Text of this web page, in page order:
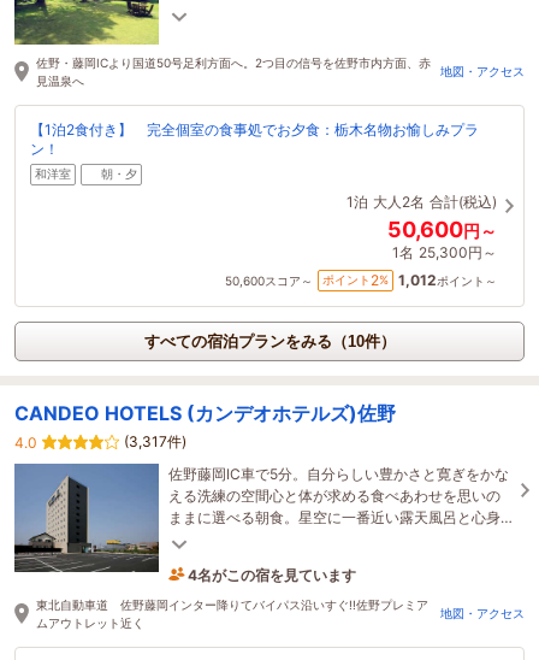
千坪の庭園と栃木名物料理をご堪能ください。
佐野・藤岡ICより国道50号足利方面へ。2つ目の信号を佐野市内方面、赤
見温泉へ
地図・アクセス
【1泊2食付き】 完全個室の食事処でお夕食：栃木名物お愉しみプラ
ン！
和洋室 朝・夕
1泊 大人2名 合計(税込)
50,600円～
1名 25,300円～
50,600スコア～ ポイント 2% 1,012ポイント～
すべての宿泊プランをみる（10件）
CANDEO HOTELS (カンデオホテルズ)佐野
4.0
(3,317件)
佐野藤岡IC車で5分。自分らしい豊かさと寛ぎをかな
える洗練の空間心と体が求める食べあわせを思いの
ままに選べる朝食。星空に一番近い露天風呂と心身
をととのえるサウナで心洗われる癒しをお愉しみく
4名がこの宿を見ています
28分前に予約されました
東北自動車道 佐野藤岡インター降りてバイパス沿いすぐ!!佐野プレミア
ムアウトレット近く
地図・アクセス